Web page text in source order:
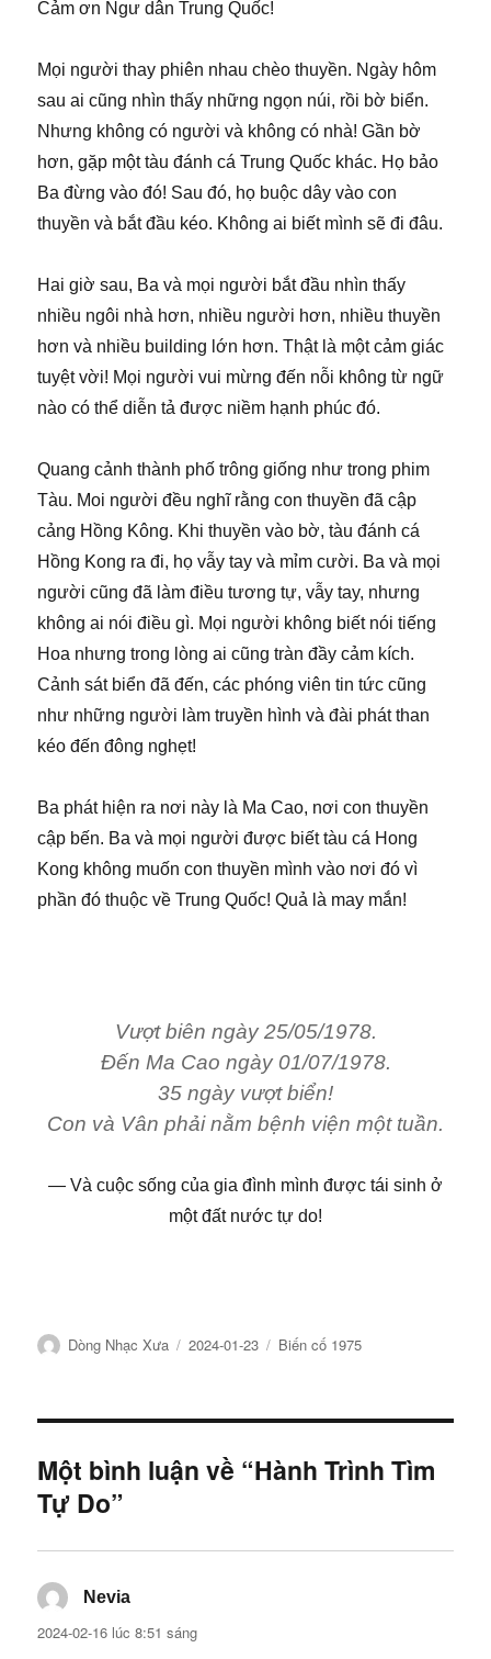
Cảm ơn Ngư dân Trung Quốc!
Mọi người thay phiên nhau chèo thuyền. Ngày hôm
sau ai cũng nhìn thấy những ngọn núi, rồi bờ biển.
Nhưng không có người và không có nhà! Gần bờ
hơn, gặp một tàu đánh cá Trung Quốc khác. Họ bảo
Ba đừng vào đó! Sau đó, họ buộc dây vào con
thuyền và bắt đầu kéo. Không ai biết mình sẽ đi đâu.
Hai giờ sau, Ba và mọi người bắt đầu nhìn thấy
nhiều ngôi nhà hơn, nhiều người hơn, nhiều thuyền
hơn và nhiều building lớn hơn. Thật là một cảm giác
tuyệt vời! Mọi người vui mừng đến nỗi không từ ngữ
nào có thể diễn tả được niềm hạnh phúc đó.
Quang cảnh thành phố trông giống như trong phim
Tàu. Moi người đều nghĩ rằng con thuyền đã cập
cảng Hồng Kông. Khi thuyền vào bờ, tàu đánh cá
Hồng Kong ra đi, họ vẫy tay và mỉm cười. Ba và mọi
người cũng đã làm điều tương tự, vẫy tay, nhưng
không ai nói điều gì. Mọi người không biết nói tiếng
Hoa nhưng trong lòng ai cũng tràn đầy cảm kích.
Cảnh sát biển đã đến, các phóng viên tin tức cũng
như những người làm truyền hình và đài phát than
kéo đến đông nghẹt!
Ba phát hiện ra nơi này là Ma Cao, nơi con thuyền
cập bến. Ba và mọi người được biết tàu cá Hong
Kong không muốn con thuyền mình vào nơi đó vì
phần đó thuộc về Trung Quốc! Quả là may mắn!
Vượt biên ngày 25/05/1978.
Đến Ma Cao ngày 01/07/1978.
35 ngày vượt biển!
Con và Vân phải nằm bệnh viện một tuần.
Và cuộc sống của gia đình mình được tái sinh ở
một đất nước tự do!
Tác
Dòng Nhạc Xưa
Đăng
2024-01-23
Chuyên
Biến cố 1975
Một bình luận về “Hành Trình Tìm
Tự Do”
Nevia
2024-02-16 lúc 8:51 sáng